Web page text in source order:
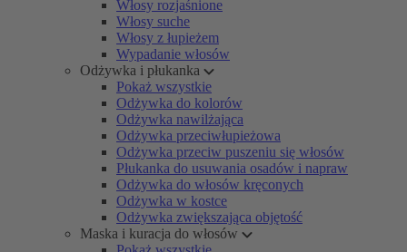
Włosy rozjaśnione
Włosy suche
Włosy z łupieżem
Wypadanie włosów
Odżywka i płukanka
Pokaż wszystkie
Odżywka do kolorów
Odżywka nawilżająca
Odżywka przeciwłupieżowa
Odżywka przeciw puszeniu się włosów
Płukanka do usuwania osadów i napraw
Odżywka do włosów kręconych
Odżywka w kostce
Odżywka zwiększająca objętość
Maska i kuracja do włosów